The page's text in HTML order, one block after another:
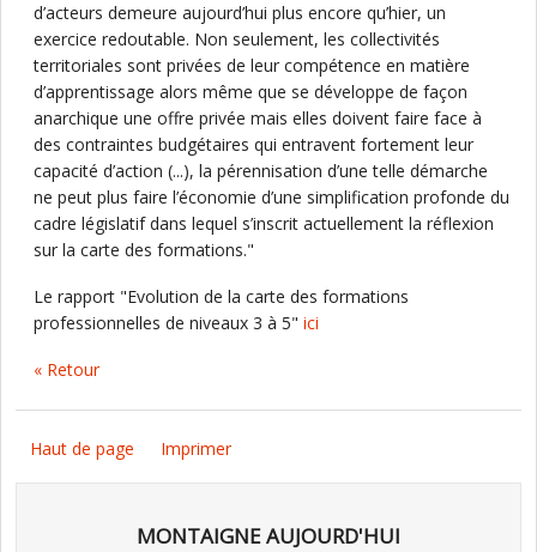
d’acteurs demeure aujourd’hui plus encore qu’hier, un
exercice redoutable. Non seulement, les collectivités
territoriales sont privées de leur compétence en matière
d’apprentissage alors même que se développe de façon
anarchique une offre privée mais elles doivent faire face à
des contraintes budgétaires qui entravent fortement leur
capacité d’action (...), la pérennisation d’une telle démarche
ne peut plus faire l’économie d’une simplification profonde du
cadre législatif dans lequel s’inscrit actuellement la réflexion
sur la carte des formations."
Le rapport "Evolution de la carte des formations
professionnelles de niveaux 3 à 5" ici
« Retour
Haut de page Imprimer
MONTAIGNE AUJOURD'HUI